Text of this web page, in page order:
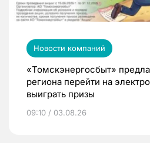
Новости компаний
«Томскэнергосбыт»
региона перейти на
выиграть призы
09:10 / 03.08.26